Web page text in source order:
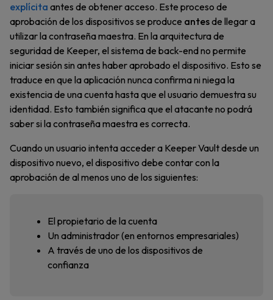
explícita antes de obtener acceso. Este proceso de
aprobación de los dispositivos se produce antesde llegar a
utilizar la contraseña maestra. En la arquitectura de
seguridad de Keeper, el sistema de back-end no permite
iniciar sesión sin antes haber aprobado el dispositivo. Esto se
traduce en que la aplicación nunca confirma ni niega la
existencia de una cuenta hasta que el usuario demuestra su
identidad. Esto también significa que el atacante no podrá
saber si la contraseña maestra es correcta.
Cuando un usuario intenta acceder a Keeper Vault desde un
dispositivo nuevo, el dispositivo debe contar con la
aprobación de al menos uno de los siguientes:
El propietario de la cuenta
Un administrador (en entornos empresariales)
A través de uno de los dispositivos de
confianza